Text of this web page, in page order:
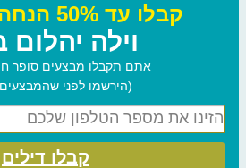
קבלו עד 50% הנחה בהזמנת:
וילה יהלום
אתם תקבלו מבצעים סופר
(הירשמו לפני
קבלו דילים